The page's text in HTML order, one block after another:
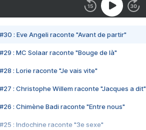
#30 : Eve Angeli raconte "Avant de partir"
#29 : MC Solaar raconte "Bouge de là"
#28 : Lorie raconte "Je vais vite"
#27 : Christophe Willem raconte "Jacques a dit"
#26 : Chimène Badi raconte "Entre nous"
#25 : Indochine raconte "3e sexe"